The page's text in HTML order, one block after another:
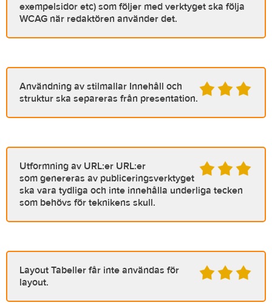
exempelsidor etc) som följer med verktyget ska följa
WCAG när redaktören använder det.
Användning av stilmallar Innehåll och
struktur ska separeras från presentation.
Utformning av URL:er URL:er
som genereras av publiceringsverktyget
ska vara tydliga och inte innehålla underliga tecken
som behövs för teknikens skull.
Layout Tabeller får inte användas för
layout.